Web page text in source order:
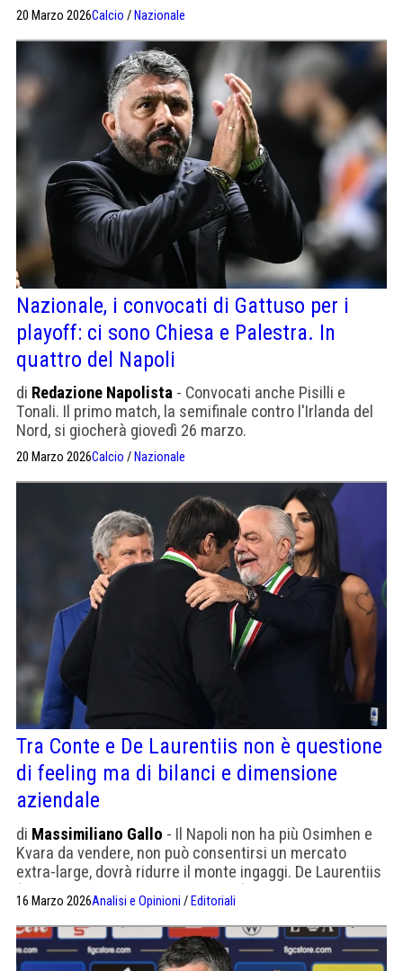
20 Marzo 2026Calcio / Nazionale
Nazionale, i convocati di Gattuso per i
playoff: ci sono Chiesa e Palestra. In
quattro del Napoli
di Redazione Napolista - Convocati anche Pisilli e
Tonali. Il primo match, la semifinale contro l'Irlanda del
Nord, si giocherà giovedì 26 marzo.
20 Marzo 2026Calcio / Nazionale
Tra Conte e De Laurentiis non è questione
di feeling ma di bilanci e dimensione
aziendale
di Massimiliano Gallo - Il Napoli non ha più Osimhen e
Kvara da vendere, non può consentirsi un mercato
extra-large, dovrà ridurre il monte ingaggi. De Laurentiis
(che è uno dei più poveri in Serie A) sta spingendo il club
al limite. Adl si trova benissimo con Conte ma Conte non
può non conoscere la realtà del Napoli e ormai del
calcio in generale
16 Marzo 2026Analisi e Opinioni / Editoriali